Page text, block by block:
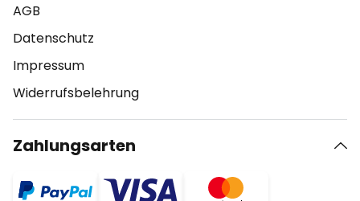
AGB
Datenschutz
Impressum
Widerrufsbelehrung
Zahlungsarten